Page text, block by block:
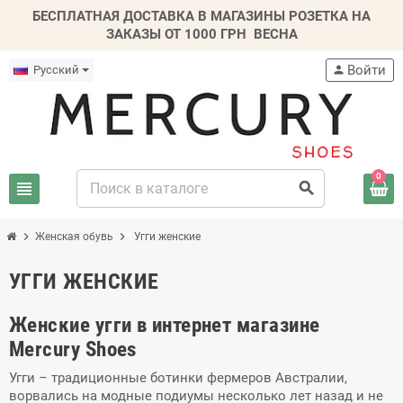
БЕСПЛАТНАЯ ДОСТАВКА В МАГАЗИНЫ РОЗЕТКА НА
ЗАКАЗЫ ОТ 1000 ГРН ВЕСНА
Русский
view_headline search
person Войти
0
chevron_right Женская обувь chevron_right Угги женские
УГГИ ЖЕНСКИЕ
Женские угги в интернет магазине
Mercury Shoes
Угги – традиционные ботинки фермеров Австралии,
ворвались на модные подиумы несколько лет назад и не